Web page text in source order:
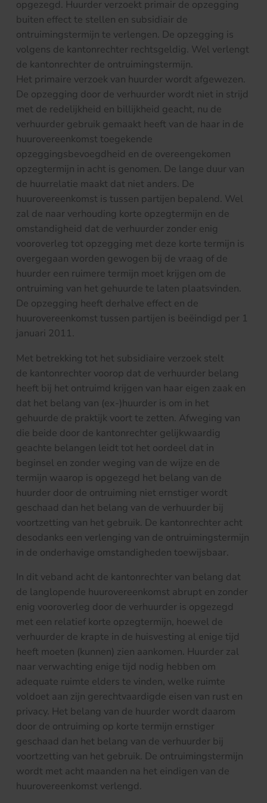
opgezegd. Huurder verzoekt primair de opzegging
buiten effect te stellen en subsidiair de
ontruimingstermijn te verlengen. De opzegging is
volgens de kantonrechter rechtsgeldig. Wel verlengt
de kantonrechter de ontruimingstermijn.
Het primaire verzoek van huurder wordt afgewezen.
De opzegging door de verhuurder wordt niet in strijd
met de redelijkheid en billijkheid geacht, nu de
verhuurder gebruik gemaakt heeft van de haar in de
huurovereenkomst toegekende
opzeggingsbevoegdheid en de overeengekomen
opzegtermijn in acht is genomen. De lange duur van
de huurrelatie maakt dat niet anders. De
huurovereenkomst is tussen partijen bepalend. Wel
zal de naar verhouding korte opzegtermijn en de
omstandigheid dat de verhuurder zonder enig
vooroverleg tot opzegging met deze korte termijn is
overgegaan worden gewogen bij de vraag of de
huurder een ruimere termijn moet krijgen om de
ontruiming van het gehuurde te laten plaatsvinden.
De opzegging heeft derhalve effect en de
huurovereenkomst tussen partijen is beëindigd per 1
januari 2011.
Met betrekking tot het subsidiaire verzoek stelt
de kantonrechter voorop dat de verhuurder belang
heeft bij het ontruimd krijgen van haar eigen zaak en
dat het belang van (ex-)huurder is om in het
gehuurde de praktijk voort te zetten. Afweging van
die beide door de kantonrechter gelijkwaardig
geachte belangen leidt tot het oordeel dat in
beginsel en zonder weging van de wijze en de
termijn waarop is opgezegd het belang van de
huurder door de ontruiming niet ernstiger wordt
geschaad dan het belang van de verhuurder bij
voortzetting van het gebruik. De kantonrechter acht
desodanks een verlenging van de ontruimingstermijn
in de onderhavige omstandigheden toewijsbaar.
In dit veband acht de kantonrechter van belang dat
de langlopende huurovereenkomst abrupt en zonder
enig vooroverleg door de verhuurder is opgezegd
met een relatief korte opzegtermijn, hoewel de
verhuurder de krapte in de huisvesting al enige tijd
heeft moeten (kunnen) zien aankomen. Huurder zal
naar verwachting enige tijd nodig hebben om
adequate ruimte elders te vinden, welke ruimte
voldoet aan zijn gerechtvaardigde eisen van rust en
privacy. Het belang van de huurder wordt daarom
door de ontruiming op korte termijn ernstiger
geschaad dan het belang van de verhuurder bij
voortzetting van het gebruik. De ontruimingstermijn
wordt met acht maanden na het eindigen van de
huurovereenkomst verlengd.